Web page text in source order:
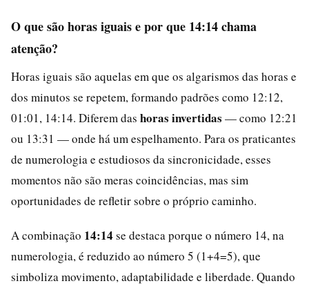
O que são horas iguais e por que 14:14 chama
atenção?
Horas iguais são aquelas em que os algarismos das horas e
dos minutos se repetem, formando padrões como 12:12,
01:01, 14:14. Diferem das horas invertidas — como 12:21
ou 13:31 — onde há um espelhamento. Para os praticantes
de numerologia e estudiosos da sincronicidade, esses
momentos não são meras coincidências, mas sim
oportunidades de refletir sobre o próprio caminho.
A combinação 14:14 se destaca porque o número 14, na
numerologia, é reduzido ao número 5 (1+4=5), que
simboliza movimento, adaptabilidade e liberdade. Quando